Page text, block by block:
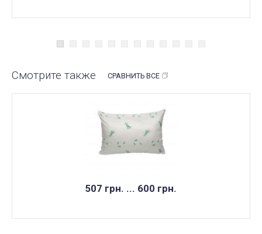
Смотрите также СРАВНИТЬ ВСЕ
507 грн. ... 600 грн.